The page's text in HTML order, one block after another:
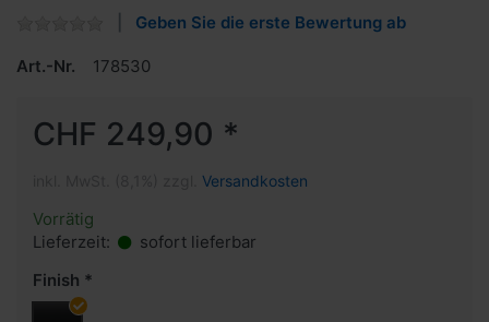
Geben Sie die erste Bewertung ab
Art.-Nr. 178530
CHF 249,90 *
Versandkosten
Vorrätig
Lieferzeit:
sofort lieferbar
Finish